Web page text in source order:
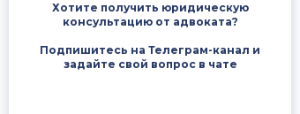
Хотите получить юридическую
консультацию от адвоката?
Подпишитесь на Телеграм-канал и
задайте свой вопрос в чате